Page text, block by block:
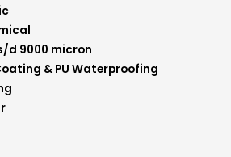
d 9000 micron
& PU Waterproofing